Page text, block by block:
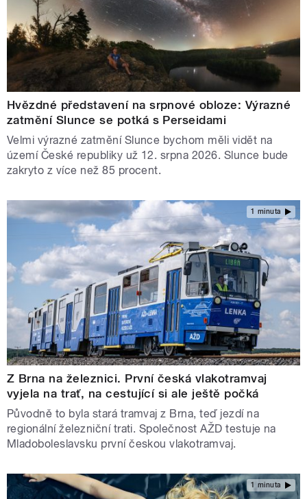
Hvězdné představení na srpnové obloze: Výrazné
zatmění Slunce se potká s Perseidami
Velmi výrazné zatmění Slunce bychom měli vidět na
území České republiky už 12. srpna 2026. Slunce bude
zakryto z více než 85 procent.
1 minuta
Z Brna na železnici. První česká vlakotramvaj
vyjela na trať, na cestující si ale ještě počká
Původně to byla stará tramvaj z Brna, teď jezdí na
regionální železniční trati. Společnost AŽD testuje na
Mladoboleslavsku první českou vlakotramvaj.
1 minuta